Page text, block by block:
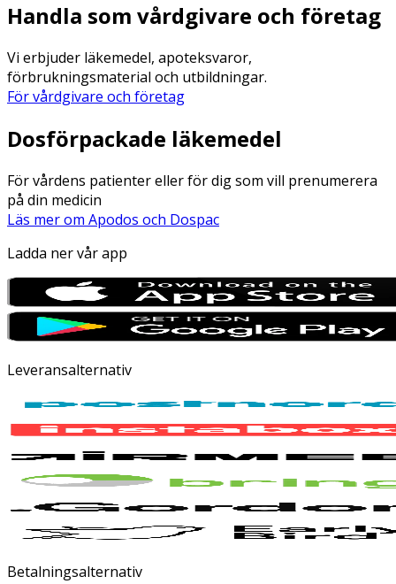
Handla som vårdgivare och företag
Vi erbjuder läkemedel, apoteksvaror,
förbrukningsmaterial och utbildningar.
För vårdgivare och företag
Dosförpackade läkemedel
För vårdens patienter eller för dig som vill prenumerera
på din medicin
Läs mer om Apodos och Dospac
Ladda ner vår app
Leveransalternativ
Betalningsalternativ